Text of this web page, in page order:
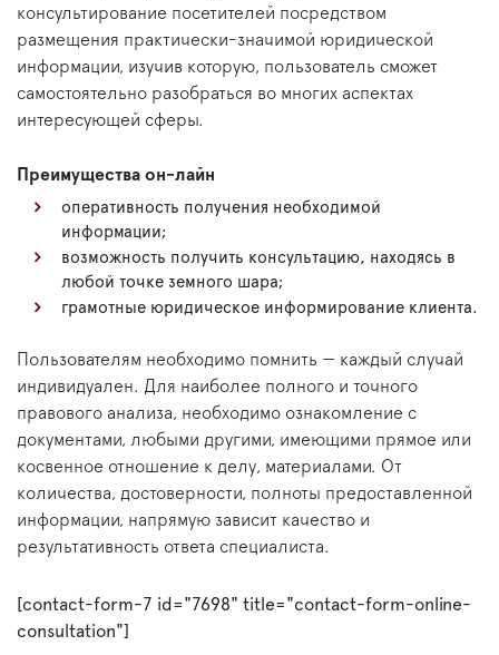
консультирование посетителей посредством
размещения практически-значимой юридической
информации, изучив которую, пользователь сможет
самостоятельно разобраться во многих аспектах
интересующей сферы.
Преимущества он-лайн
оперативность получения необходимой
информации;
возможность получить консультацию, находясь в
любой точке земного шара;
грамотные юридическое информирование клиента.
Пользователям необходимо помнить — каждый случай
индивидуален. Для наиболее полного и точного
правового анализа, необходимо ознакомление с
документами, любыми другими, имеющими прямое или
косвенное отношение к делу, материалами. От
количества, достоверности, полноты предоставленной
информации, напрямую зависит качество и
результативность ответа специалиста.
[contact-form-7 id="7698" title="contact-form-online-
consultation"]